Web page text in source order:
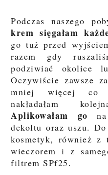
Podczas naszego
krem sięgałam
go tuż przed
razem gdy
podziwiać okolice
Oczywiście zawsze
mniej więcej co
nakładałam
Aplikowałam go
dekoltu oraz uszu. Do
kosmetyk, również
wieczorem i z
filtrem SPf25.